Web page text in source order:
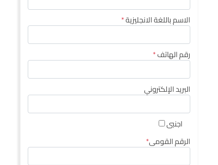
الاسم باللغة الانجليزية
رقم الهاتف
البريد الإلكتروني
اجنبى
الرقم القومى